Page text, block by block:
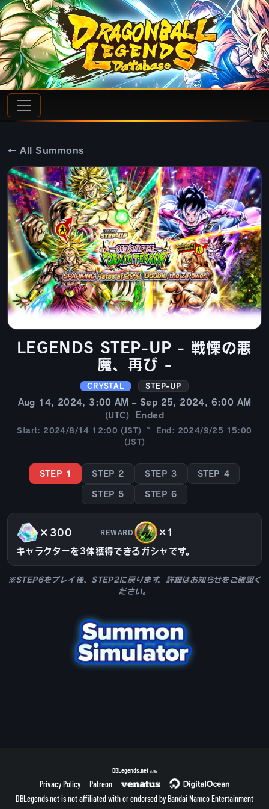
← All Summons
LEGENDS STEP-UP - 戦慄の悪
魔、再び -
CRYSTAL STEP-UP
Aug 14, 2024, 3:00 AM – Sep 25, 2024, 6:00 AM
(UTC) Ended
Start: 2024/8/14 12:00 (JST) ~ End: 2024/9/25 15:00
(JST)
STEP 1 STEP 2 STEP 3 STEP 4
STEP 5 STEP 6
×300
キャラクターを3体獲得できるガシャです。
REWARD ×1
※STEP6をプレイ後、STEP2に戻ります。詳細はお知らせをご確認く
ださい。
DBLegends.net v1.1.5a
Privacy Policy
Patreon
DBLegends.net is not affiliated with or endorsed by Bandai Namco Entertainment